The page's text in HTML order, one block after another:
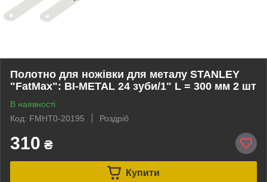
Полотно для ножівки для металу STANLEY
"FatMax": BI-METAL 24 зуби/1" L = 300 мм 2 шт
В наявності
Код: FMHT0-20195
Роздріб
310 ₴
Купити